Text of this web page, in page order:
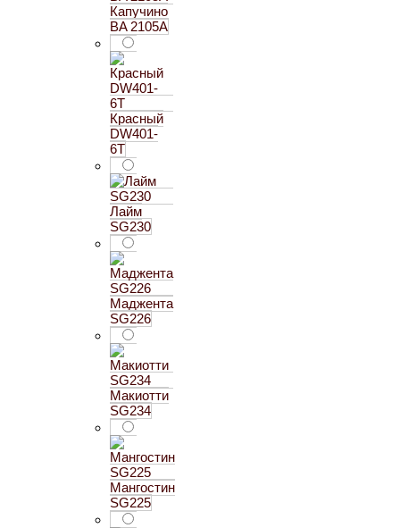
Капучино
BA 2105А
Красный
DW401-
6T
Лайм
SG230
Маджента
SG226
Макиотти
SG234
Мангостин
SG225